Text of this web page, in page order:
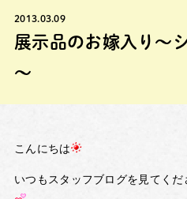
2013.03.09
展示品のお嫁入り～
～
こんにちは
いつもスタッフブログを見てく